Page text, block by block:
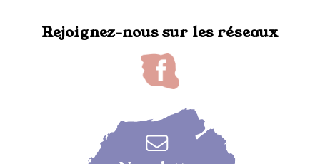
Rejoignez-nous sur les réseaux